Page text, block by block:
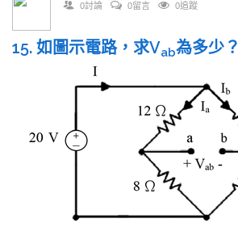
0討論 0留言 0追蹤
15. 如圖示電路，求Vab為多少？